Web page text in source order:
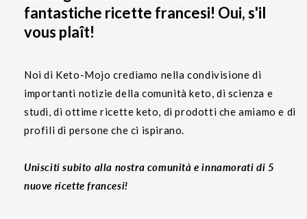
fantastiche ricette francesi! Oui, s'il
vous plaît!
Noi di Keto-Mojo crediamo nella condivisione di
importanti notizie della comunità keto, di scienza e
studi, di ottime ricette keto, di prodotti che amiamo e di
profili di persone che ci ispirano.
Unisciti subito alla nostra comunità e innamorati di 5
nuove ricette francesi!